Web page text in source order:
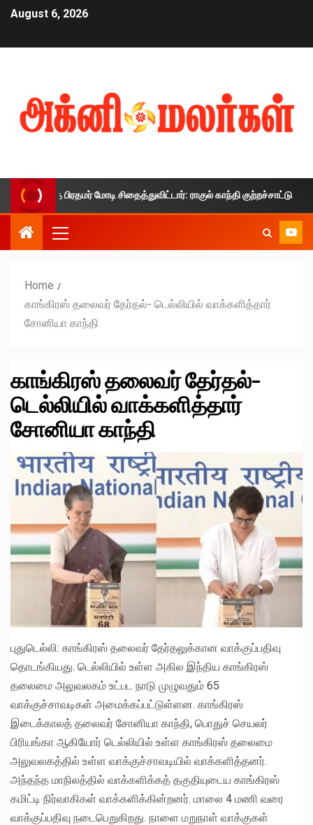
August 6, 2026
பிரதமர் மோடி சிதைத்துவிட்டார்: ராகுல் காந்தி குற்றச்சாட்டு
Home
காங்கிரஸ் தலைவர் தேர்தல்- டெல்லியில் வாக்களித்தார்
சோனியா காந்தி
காங்கிரஸ் தலைவர் தேர்தல்-
டெல்லியில் வாக்களித்தார்
சோனியா காந்தி
புதுடெல்லி: காங்கிரஸ் தலைவர் தேர்தலுக்கான வாக்குப்பதிவு
தொடங்கியது. டெல்லியில் உள்ள அகில இந்திய காங்கிரஸ்
தலைமை அலுவலகம் உட்பட நாடு முழுவதும் 65
வாக்குச்சாவடிகள் அமைக்கப்பட்டுள்ளன. காங்கிரஸ்
இடைக்காலத் தலைவர் சோனியா காந்தி, பொதுச் செயலர்
பிரியங்கா ஆகியோர் டெல்லியில் உள்ள காங்கிரஸ் தலைமை
அலுவலகத்தில் உள்ள வாக்குச்சாவடியில் வாக்களித்தனர்.
அந்தந்த மாநிலத்தில் வாக்களிக்கத் தகுதியுடைய காங்கிரஸ்
கமிட்டி நிர்வாகிகள் வாக்களிக்கின்றனர். மாலை 4 மணி வரை
வாக்குப்பதிவு நடைபெறுகிறது. நாளை மறுநாள் வாக்குகள்